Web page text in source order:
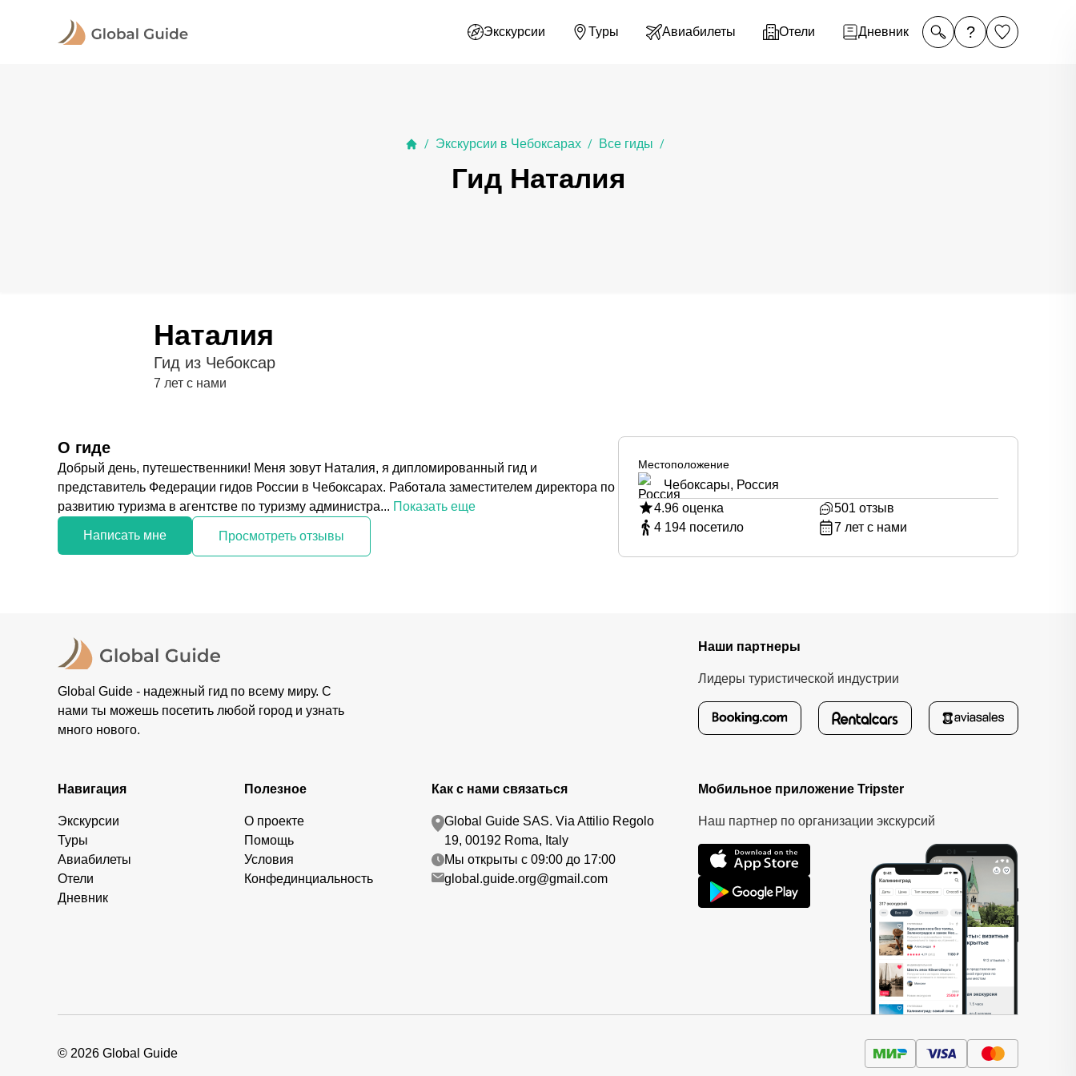
Экскурсии Туры Авиабилеты Отели Дневник ?
/ Экскурсии в Чебоксарах / Все гиды /
Гид Наталия
Наталия
Гид из Чебоксар
7 лет с нами
О гиде
Добрый день, путешественники! Меня зовут Наталия, я дипломированный гид и
представитель Федерации гидов России в Чебоксарах. Работала заместителем директора по
развитию туризма в агентстве по туризму администра... Показать еще
Написать мне Просмотреть отзывы
Местоположение
Чебоксары, Россия
4.96 оценка 501 отзыв
4 194 посетило 7 лет с нами
Global Guide - надежный гид по всему миру. С
нами ты можешь посетить любой город и узнать
много нового.
Наши партнеры
Лидеры туристической индустрии
Навигация
Экскурсии
Туры
Авиабилеты
Отели
Дневник
Полезное
О проекте
Помощь
Условия
Конфединциальность
Как с нами связаться
Global Guide SAS. Via Attilio Regolo
19, 00192 Roma, Italy
Мы открыты с 09:00 до 17:00
global.guide.org@gmail.com
Мобильное приложение Tripster
Наш партнер по организации экскурсий
© 2026 Global Guide